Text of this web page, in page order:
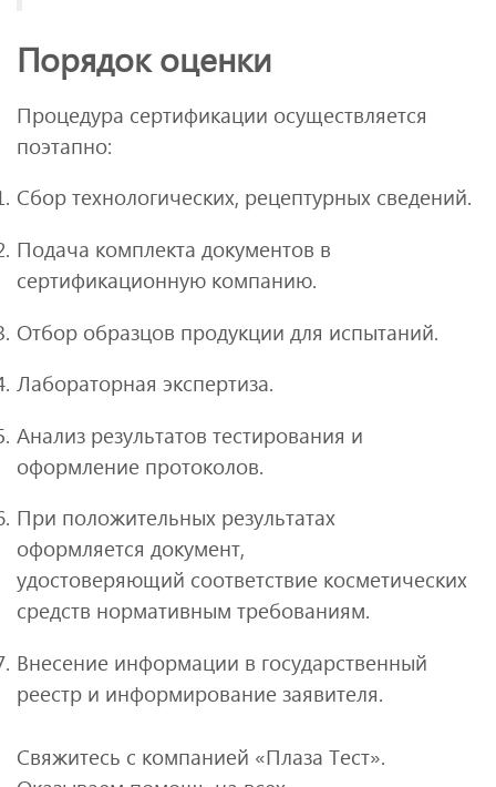
Порядок оценки
Процедура сертификации осуществляется
поэтапно:
Сбор технологических, рецептурных сведений.
Подача комплекта документов в
сертификационную компанию.
Отбор образцов продукции для испытаний.
Лабораторная экспертиза.
Анализ результатов тестирования и
оформление протоколов.
При положительных результатах
оформляется документ,
удостоверяющий соответствие косметических
средств нормативным требованиям.
Внесение информации в государственный
реестр и информирование заявителя.
Свяжитесь с компанией «Плаза Тест».